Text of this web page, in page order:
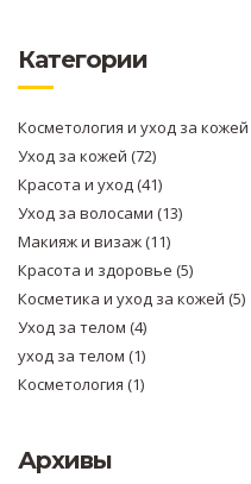
Категории
Косметология и уход за кожей
Уход за кожей (72)
Красота и уход(41)
Уход за волосами (13)
Макияж и визаж(11)
Красота и здоровье (5)
Косметика и уход за кожей (5)
Уход за телом (4)
уход за телом (1)
Косметология (1)
Архивы